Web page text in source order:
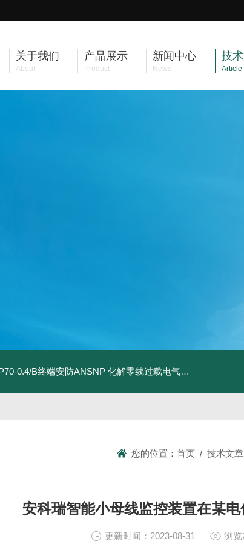
关于我们
About
产品展示
Product
新闻中心
News
技
Article
0.4/B终端安防ANSNP 化解零线过载电气隐患案例
您的位置： 首页 / 技术文章
安科瑞智能小母线监控装置在某
更新时间：2023-08-31 浏览